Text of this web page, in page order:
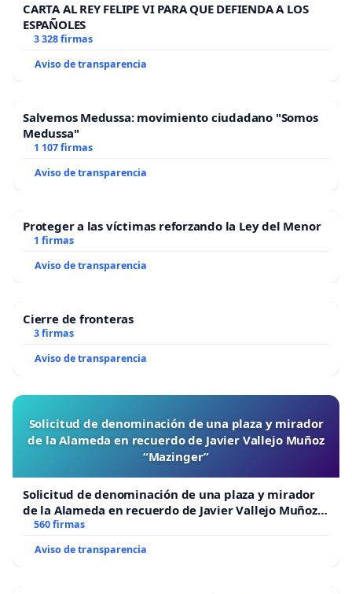
CARTA AL REY FELIPE VI PARA QUE DEFIENDA A LOS
ESPAÑOLES
3 328 firmas
Aviso de transparencia
Salvemos Medussa: movimiento ciudadano "Somos
Medussa"
1 107 firmas
Aviso de transparencia
Proteger a las víctimas reforzando la Ley del Menor
1 firmas
Aviso de transparencia
Cierre de fronteras
3 firmas
Aviso de transparencia
Solicitud de denominación de una plaza y mirador
de la Alameda en recuerdo de Javier Vallejo Muñoz
“Mazinger”
Solicitud de denominación de una plaza y mirador
de la Alameda en recuerdo de Javier Vallejo Muñoz
“Mazinger”
560 firmas
Aviso de transparencia